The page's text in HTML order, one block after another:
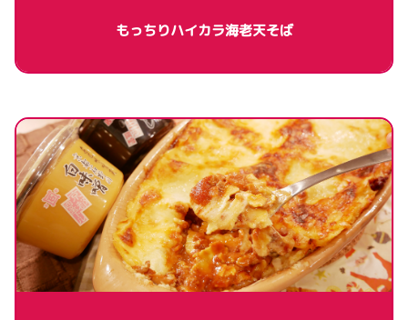
もっちりハイカラ海老天そば